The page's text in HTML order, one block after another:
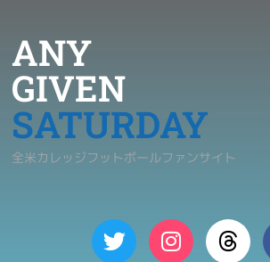
ANY
GIVEN
SATURDAY
全米カレッジフットボールファンサイト